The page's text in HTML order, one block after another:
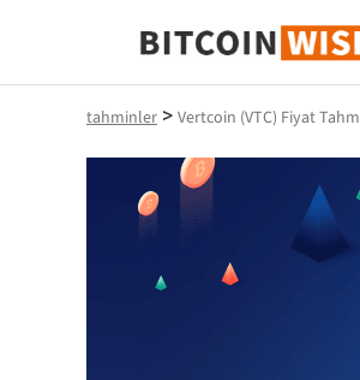
Bitcoin Bilgeliği
tahminler > Vertcoin (VTC) Fiyat